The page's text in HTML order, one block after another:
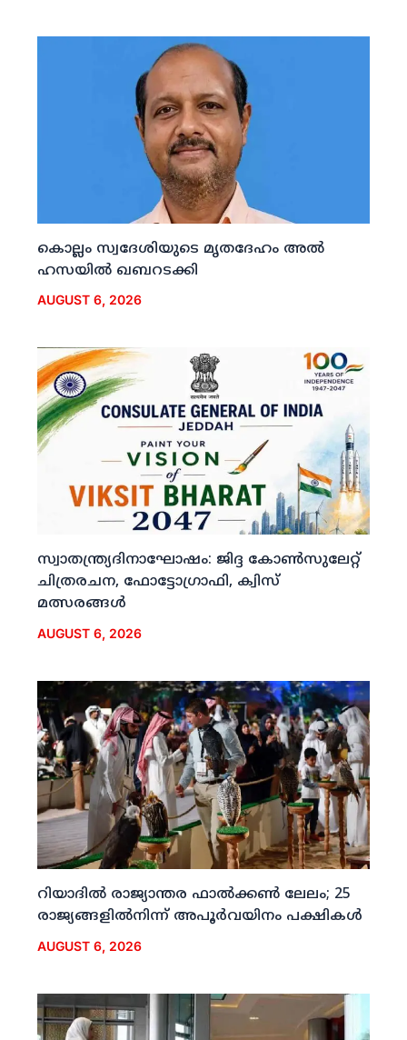
കൊല്ലം സ്വദേശിയുടെ മൃതദേഹം അല്‍
ഹസയില്‍ ഖബറടക്കി
AUGUST 6, 2026
സ്വാതന്ത്ര്യദിനാഘോഷം: ജിദ്ദ കോണ്‍സുലേറ്റ്
ചിത്രരചന, ഫോട്ടോഗ്രാഫി, ക്വിസ്
മത്സരങ്ങള്‍
AUGUST 6, 2026
റിയാദില്‍ രാജ്യാന്തര ഫാല്‍ക്കണ്‍ ലേലം; 25
രാജ്യങ്ങളില്‍നിന്ന് അപൂര്‍വയിനം പക്ഷികള്‍
AUGUST 6, 2026